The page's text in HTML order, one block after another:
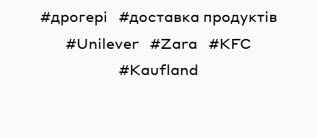
дрогері
доставка продуктів
Unilever
Zara
KFC
Kaufland